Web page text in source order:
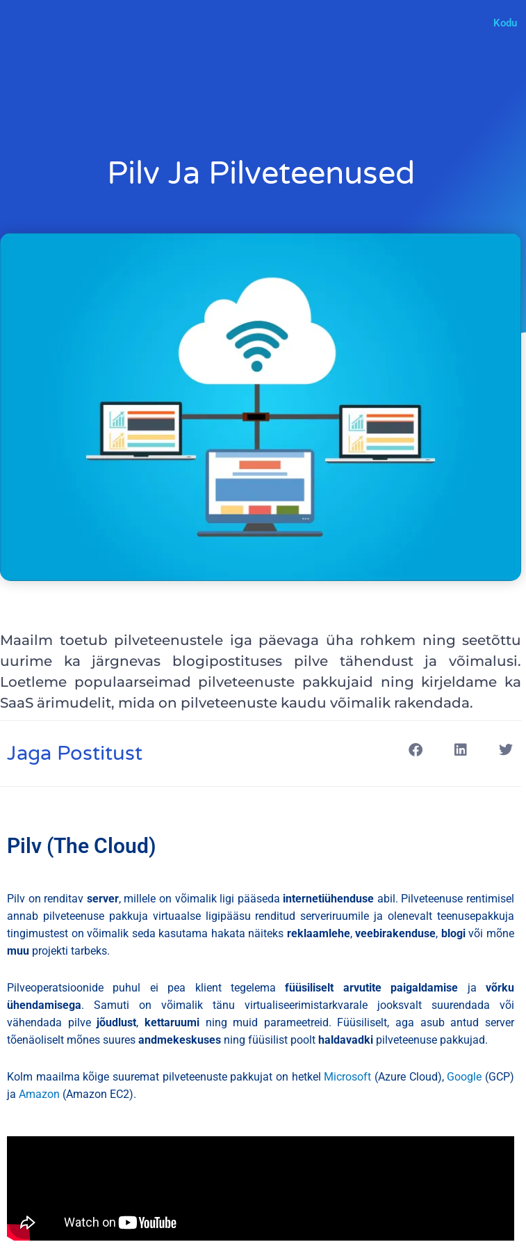
Kodu
Pilv Ja Pilveteenused
Maailm toetub pilveteenustele iga päevaga üha rohkem ning seetõttu
uurime ka järgnevas blogipostituses pilve tähendust ja võimalusi.
Loetleme populaarseimad pilveteenuste pakkujaid ning kirjeldame ka
SaaS ärimudelit, mida on pilveteenuste kaudu võimalik rakendada.
Jaga Postitust
Pilv (The Cloud)
Pilv on renditav server, millele on võimalik ligi pääseda internetiühenduse abil. Pilveteenuse rentimisel
annab pilveteenuse pakkuja virtuaalse ligipääsu renditud serveriruumile ja olenevalt teenusepakkuja
tingimustest on võimalik seda kasutama hakata näiteks reklaamlehe,veebirakenduse, blogivõi mõne
muu projekti tarbeks.
Pilveoperatsioonide puhul ei pea klient tegelemafüüsiliselt arvutite paigaldamise javõrku
ühendamisega. Samuti on võimalik tänu virtualiseerimistarkvarale jooksvalt suurendada või
vähendada pilve jõudlust, kettaruumining muid parameetreid. Füüsiliselt, aga asub antud server
tõenäoliselt mõnes suures andmekeskuses ning füüsilist poolt haldavadki pilveteenuse pakkujad.
Kolm maailma kõige suuremat pilveteenuste pakkujat on hetkel Microsoft (Azure Cloud), Google (GCP)
ja Amazon (Amazon EC2).